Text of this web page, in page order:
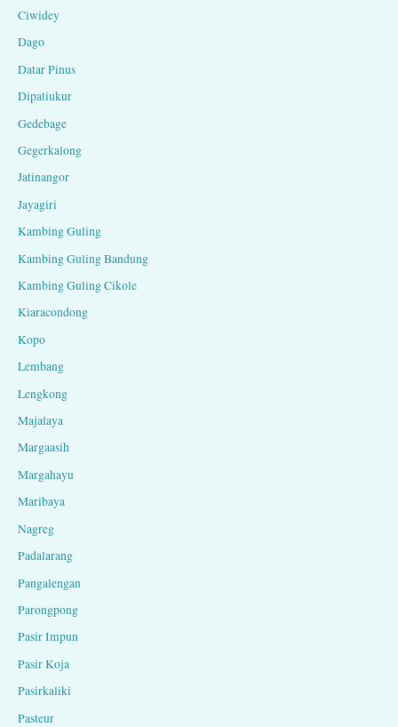
Ciwidey
Dago
Datar Pinus
Dipatiukur
Gedebage
Gegerkalong
Jatinangor
Jayagiri
Kambing Guling
Kambing Guling Bandung
Kambing Guling Cikole
Kiaracondong
Kopo
Lembang
Lengkong
Majalaya
Margaasih
Margahayu
Maribaya
Nagreg
Padalarang
Pangalengan
Parongpong
Pasir Impun
Pasir Koja
Pasirkaliki
Pasteur